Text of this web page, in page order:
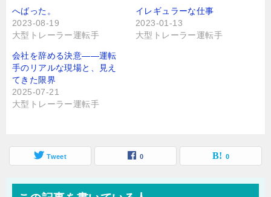
へばった。
2023-08-19
大型トレーラー運転手
イレギュラーな仕事
2023-01-13
大型トレーラー運転手
会社を辞める決意――運転
手のリアルな現場と、見え
てきた限界
2025-07-21
大型トレーラー運転手
Tweet 0 0